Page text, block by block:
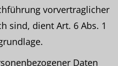
vorvertraglicher
sind, dient Art. 6 Abs. 1
Daten